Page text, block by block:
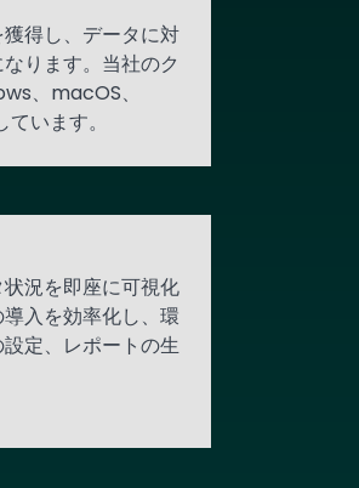
得し、データに対
ります。当社のク
、macOS、
います。
況を即座に可視化
入を効率化し、環
定、レポートの生